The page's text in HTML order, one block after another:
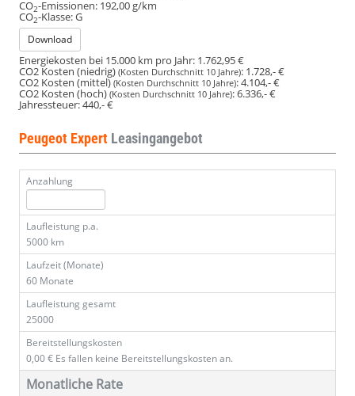
CO2-Emissionen: 192,00 g/km
CO2-Klasse:G
Download
Energiekosten bei 15.000 km pro Jahr: 1.762,95 €
CO2 Kosten (niedrig) (Kosten Durchschnitt 10 Jahre): 1.728,- €
CO2 Kosten (mittel)(Kosten Durchschnitt 10 Jahre):4.104,- €
CO2 Kosten (hoch) (Kosten Durchschnitt 10 Jahre):6.336,- €
Jahressteuer:440,- €
Peugeot Expert Leasingangebot
Anzahlung
Laufleistung p.a.
5000 km
Laufzeit (Monate)
60 Monate
Laufleistung gesamt
25000
Bereitstellungskosten
0,00 € Es fallen keine Bereitstellungskosten an.
Monatliche Rate